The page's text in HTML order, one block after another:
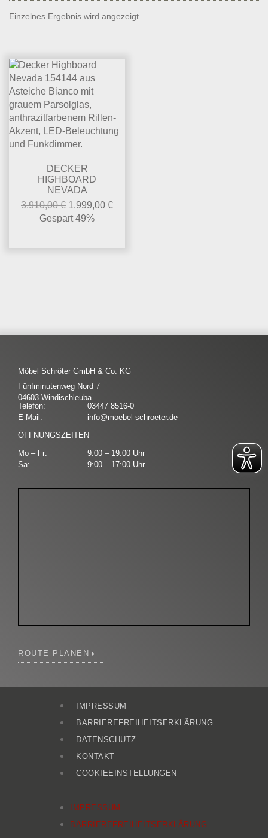
Einzelnes Ergebnis wird angezeigt
DECKER
HIGHBOARD
NEVADA
3.910,00€ 1.999,00 €
Gespart 49%
Möbel Schröter GmbH & Co. KG
Fünfminutenweg Nord 7
04603 Windischleuba
Telefon:
E-Mail:
03447 8516-0
info@moebel-schroeter.de
ÖFFNUNGSZEITEN
Mo – Fr:
Sa:
9:00 – 19:00 Uhr
9:00 – 17:00 Uhr
ROUTE PLANEN
IMPRESSUM
BARRIEREFREIHEITSERKLÄRUNG
DATENSCHUTZ
KONTAKT
COOKIEEINSTELLUNGEN
IMPRESSUM
BARRIEREFREIHEITSERKLÄRUNG